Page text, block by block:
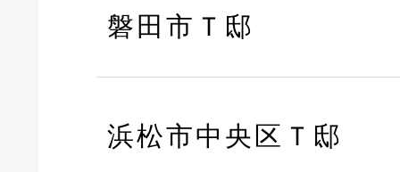
磐田市Ｔ邸
浜松市中央区Ｔ邸